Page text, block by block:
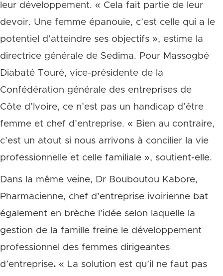
leur développement. « Cela fait partie de leur
devoir. Une femme épanouie, c’est celle qui a le
potentiel d’atteindre ses objectifs », estime la
directrice générale de Sedima. Pour Massogbé
Diabaté Touré, vice-présidente de la
Confédération générale des entreprises de
Côte d’Ivoire, ce n’est pas un handicap d’être
femme et chef d’entreprise. « Bien au contraire,
c’est un atout si nous arrivons à concilier la vie
professionnelle et celle familiale », soutient-elle.
Dans la même veine, Dr Bouboutou Kabore,
Pharmacienne, chef d’entreprise ivoirienne bat
également en brèche l’idée selon laquelle la
gestion de la famille freine le développement
professionnel des femmes dirigeantes
d’entreprise. « La solution est qu’il ne faut pas